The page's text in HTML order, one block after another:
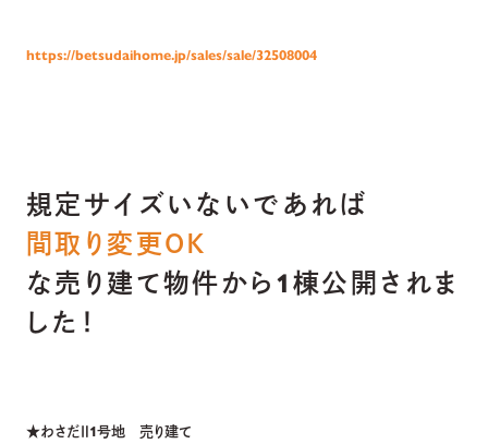
https://betsudaihome.jp/sales/sale/32508004
規定サイズいないであれば
間取り変更ＯＫ
な売り建て物件から1棟公開されま
した！
★わさだⅡ1号地　売り建て